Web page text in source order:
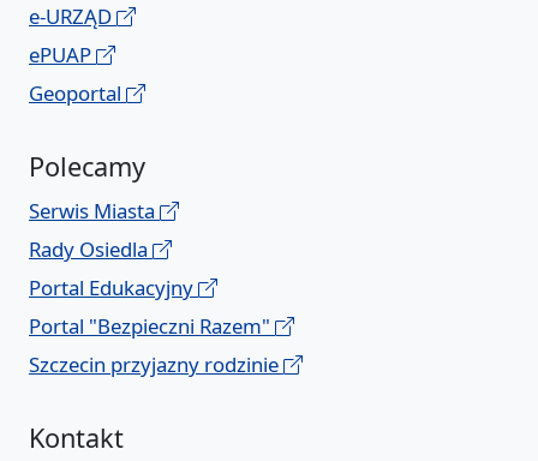
e-URZĄD
ePUAP
Geoportal
Polecamy
Serwis Miasta
Rady Osiedla
Portal Edukacyjny
Portal "Bezpieczni Razem"
Szczecin przyjazny rodzinie
Kontakt